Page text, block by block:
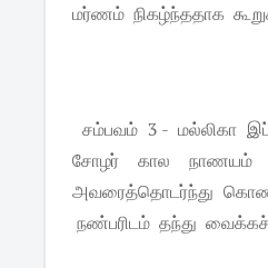
மர்ணம் நிகழ்ந்ததாக
சம்பவம் 3 - மல்லிகா
சோழர் கால நாணயம்
அவரைத்தொடர்ந்து
நண்பரிடம் தந்து